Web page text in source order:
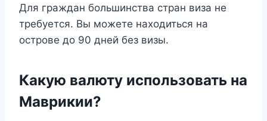
Для граждан большинства стран виза не
требуется. Вы можете находиться на
острове до 90 дней без визы.
Какую валюту использовать на
Маврикии?